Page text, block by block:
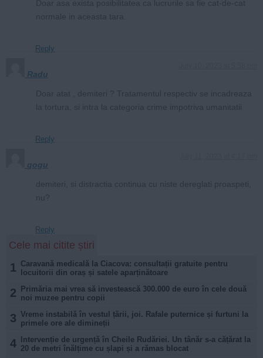
Reply
Radu
Reply
gogu
Reply
Cele mai citite știri
1 Caravană medicală la Ciacova: consultații gratuite pentru
locuitorii din oraș și satele aparținătoare
2
Primăria mai vrea să investească 300.000 de euro în cele două
noi muzee pentru copii
3 Vreme instabilă în vestul țării, joi. Rafale puternice și furtuni la
primele ore ale dimineții
4
Intervenție de urgență în Cheile Rudăriei. Un tânăr s-a cățărat la
20 de metri înălțime cu șlapi și a rămas blocat